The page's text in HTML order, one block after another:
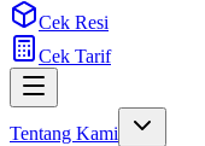
Cek Resi
Cek Tarif
Tentang Kami